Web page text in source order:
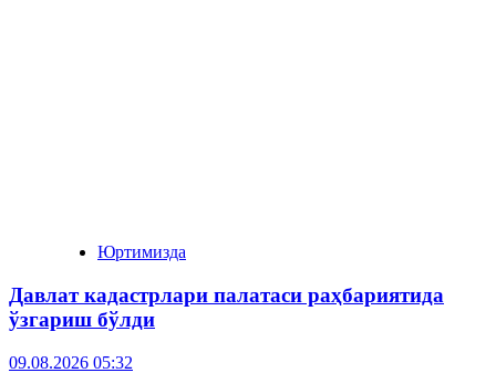
Юртимизда
Давлат кадастрлари палатаси раҳбариятида
ўзгариш бўлди
09.08.2026 05:32